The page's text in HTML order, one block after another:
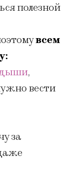
полезной
всем
,
вести
за